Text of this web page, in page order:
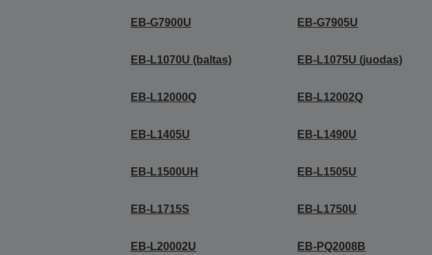
EB-G7900U EB-G7905U
EB-L1070U (baltas) EB-L1075U (juodas)
EB-L12000Q EB-L12002Q
EB-L1405U EB-L1490U
EB-L1500UH EB-L1505U
EB-L1715S EB-L1750U
EB-L20002U EB-PQ2008B